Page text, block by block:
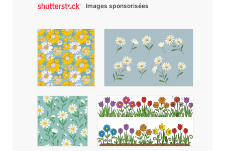
Images sponsorisées